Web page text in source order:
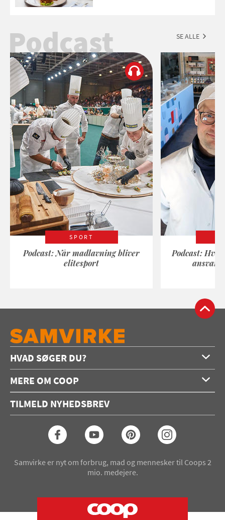
Podcast SE ALLE
SPORT
Podcast: Når madlavning bliver
elitesport
Podcast:
HVAD SØGER DU?
Forside
Opskrifter
Konkurrencer
MERE OM COOP
Annoncering
Coop medlem
TILMELD NYHEDSBREV
Samvirke er nyt om forbrug, mad og mennesker til Coops 2
mio. medejere.